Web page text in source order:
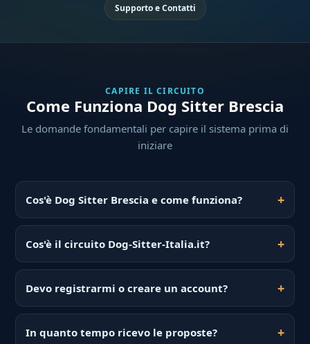
Supporto e Contatti
CAPIRE IL CIRCUITO
Come Funziona Dog Sitter Brescia
Le domande fondamentali per capire il sistema prima di
iniziare
Cos'è Dog Sitter Brescia e come funziona?
Cos'è il circuito Dog-Sitter-Italia.it?
Devo registrarmi o creare un account?
In quanto tempo ricevo le proposte?